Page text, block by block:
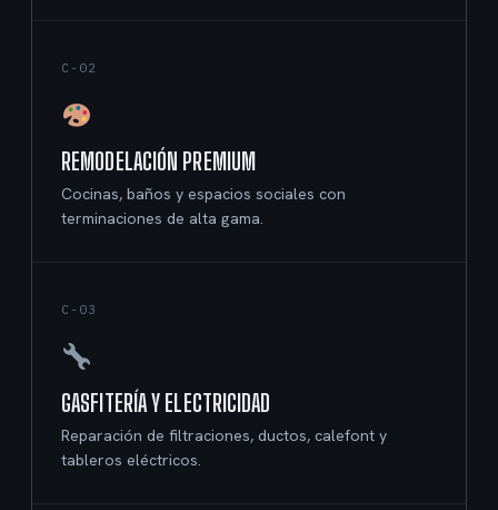
C-02
REMODELACIÓN PREMIUM
Cocinas, baños y espacios sociales con
terminaciones de alta gama.
C-03
GASFITERÍA Y ELECTRICIDAD
Reparación de filtraciones, ductos, calefont y
tableros eléctricos.